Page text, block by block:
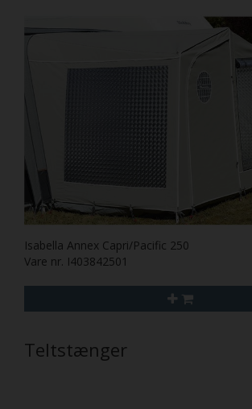
Isabella Annex Capri/Pacific 250
Vare nr. I403842501
Teltstænger